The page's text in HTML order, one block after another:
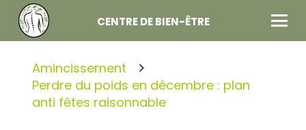
CENTRE DE BIEN-ÊTRE
Amincissement
Perdre du poids en décembre : plan
anti fêtes raisonnable